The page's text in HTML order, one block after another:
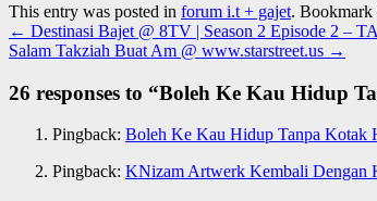
This entry was posted in forum i.t + gajet. Bookmark
← Destinasi Bajet @ 8TV | Season 2 Episode 2 –
Salam Takziah Buat Am @ www.starstreet.us →
26 responses to “Boleh Ke Kau Hidup
Pingback: Boleh Ke Kau Hidup Tanpa
Pingback: KNizam Artwerk Kembali Dengan